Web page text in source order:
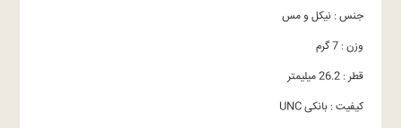
جنس : نیکل و مس
وزن : 7 گرم
قطر : 26.2 میلیمتر
کیفیت : بانکی UNC